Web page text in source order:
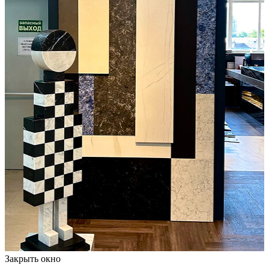
Закрыть окно